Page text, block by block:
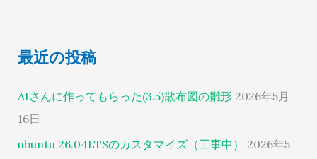
最近の投稿
AIさんに作ってもらった(3.5)散布図の雛形 2026年5月
16日
ubuntu 26.04LTSのカスタマイズ（工事中）
2026年5